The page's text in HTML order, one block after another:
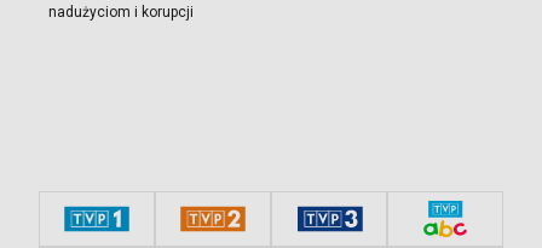
nadużyciom i korupcji